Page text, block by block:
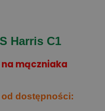
Harris C1
mączniaka
dostępności: